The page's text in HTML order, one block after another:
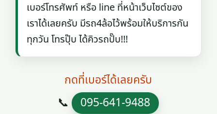
เบอร์โทรศัพท์ หรือ line ที่หน้าเว็บไซต์ของ
เราได้เลยครับ มีรถ4ล้อไว้พร้อมให้บริการกัน
ทุกวัน โทรปุ๊บ ได้คิวรถปั๊บ!!!
กดที่เบอร์ได้เลยครับ
📞 095-641-9488